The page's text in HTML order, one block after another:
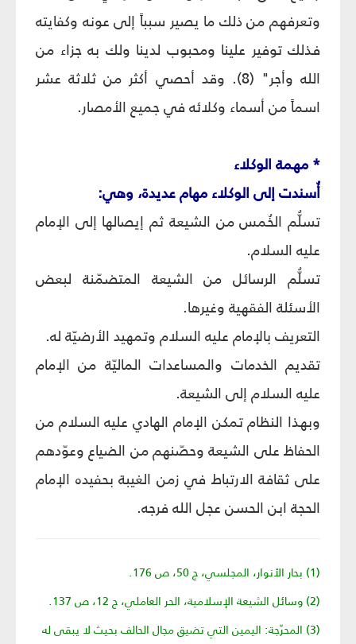
وتعرفهم من ذلك ما يصير سبباً إلى عونه وكفايته
فذلك توفير علينا ومحبوب لدينا ولك به جزاء من
الله وأجر" (8). وقد أحصي أكثر من ثلاثة عشر
اسماً من أسماء وكلائه في جميع الأمصار.
* مهمة الوكلاء
أُسندت إلى الوكلاء مهام عديدة، وهي:
تسلُّم الخُمس من الشيعة ثم إيصالها إلى الإمام
عليه السلام.
تسلُّم الرسائل من الشيعة المتضمّنة لبعض
الأسئلة الفقهية وغيرها.
التعريف بالإمام عليه السلام وتمهيد الأرضيّة له.
تقديم الخدمات والمساعدات الماليّة من الإمام
عليه السلام إلى الشيعة.
وبهذا النظام تمكن الإمام الهادي عليه السلام من
الحفاظ على الشيعة وحصّنهم من الضياع وعوّدهم
على ثقافة الارتباط في زمن الغيبة بحفيده الإمام
الحجة ابن الحسن عجل الله فرجه.
(1) بحار الأنوار، المجلسي، ج 50، ص 176.
(2) وسائل الشيعة الإسلامية، الحر العاملي، ج 12، ص 137.
(3) المحرّجة: اليمين التي تضيق مجال الحالف بحيث لا يبقى له